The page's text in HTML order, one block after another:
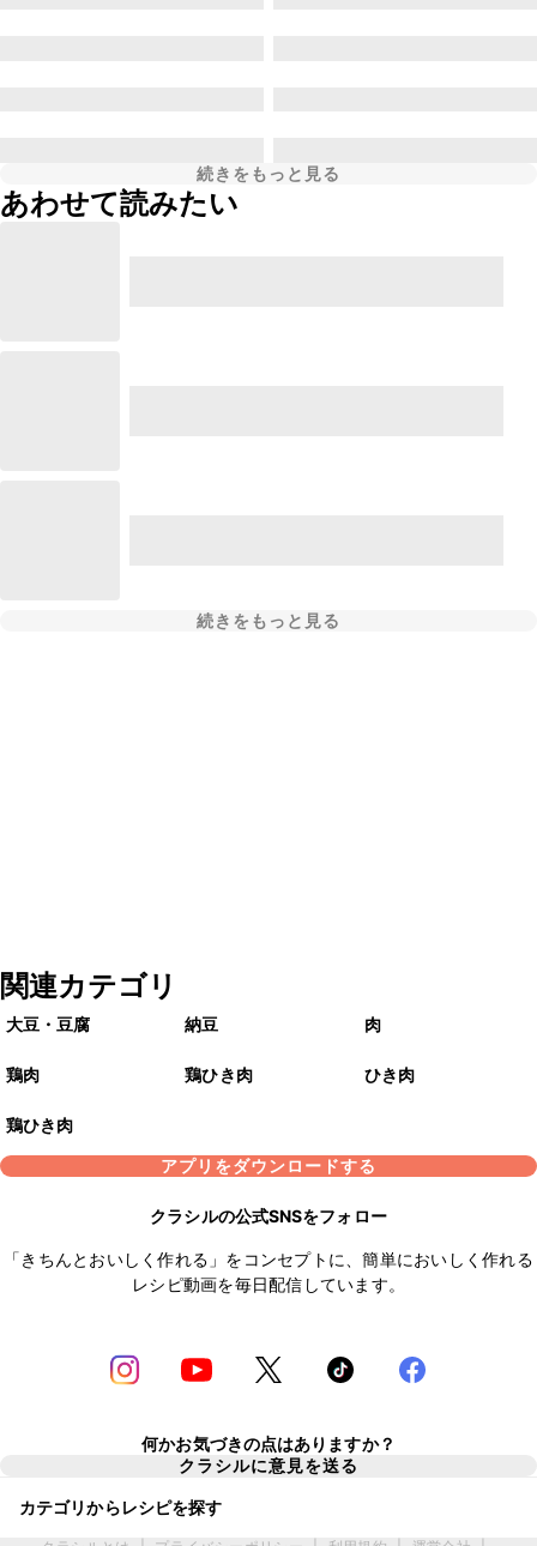
続きをもっと見る
あわせて読みたい
続きをもっと見る
関連カテゴリ
大豆・豆腐 納豆 肉
鶏肉 鶏ひき肉 ひき肉
鶏ひき肉
アプリをダウンロードする
クラシルの公式SNSをフォロー
「きちんとおいしく作れる」をコンセプトに、簡単においしく作れる
レシピ動画を毎日配信しています。
何かお気づきの点はありますか？
クラシルに意見を送る
カテゴリからレシピを探す